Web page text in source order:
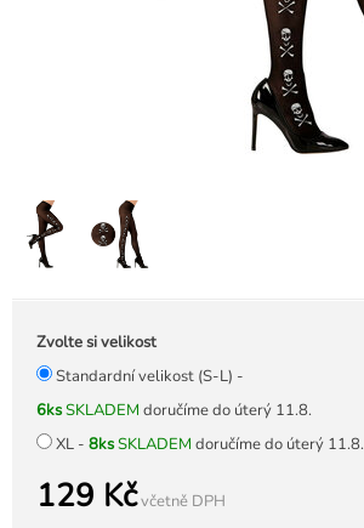
Zvolte si velikost
Standardní velikost (S-L) -
6ksSKLADEM doručíme do úterý 11.8.
XL - 8ksSKLADEM doručíme do úterý 11.8.
129 Kčvčetně DPH